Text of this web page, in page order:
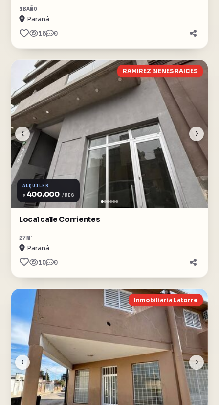
1BAÑO
Paraná
15 0
‹ ›
RAMIREZ BIENES RAICES
ALQUILER
$ 400.000 /MES
Local calle Corrientes
27M²
Paraná
10 0
‹ ›
Inmobiliaria Latorre